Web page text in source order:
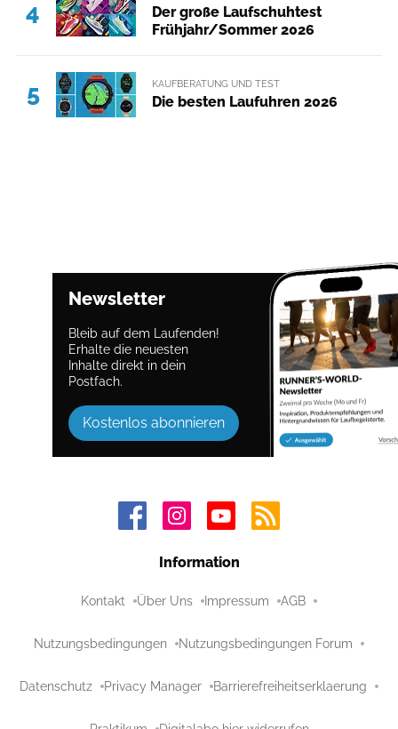
4
Der große Laufschuhtest
Frühjahr/Sommer 2026
5 KAUFBERATUNG UND TEST
Die besten Laufuhren 2026
Newsletter
Bleib auf dem Laufenden!
Erhalte die neuesten
Inhalte direkt in dein
Postfach.
Kostenlos abonnieren
Information
Kontakt Über Uns Impressum AGB
Nutzungsbedingungen Nutzungsbedingungen Forum
Datenschutz Privacy Manager Barrierefreiheitserklaerung